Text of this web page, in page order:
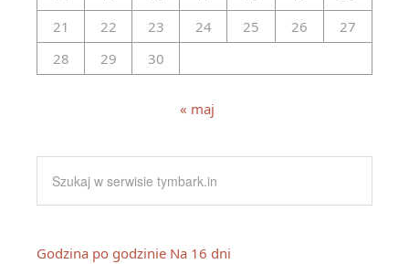
21
22 23 24 25 26
27
28
29 30
« maj
Godzina po godzinie Na 16 dni